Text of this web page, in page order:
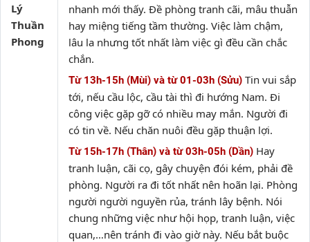
Lý
Thuần
Phong
nhanh mới thấy. Đề phòng tranh cãi, mâu thuẫn
hay miệng tiếng tầm thường. Việc làm chậm,
lâu la nhưng tốt nhất làm việc gì đều cần chắc
chắn.
Từ 13h-15h (Mùi) và từ 01-03h (Sửu) Tin vui sắp
tới, nếu cầu lộc, cầu tài thì đi hướng Nam. Đi
công việc gặp gỡ có nhiều may mắn. Người đi
có tin về. Nếu chăn nuôi đều gặp thuận lợi.
Từ 15h-17h (Thân) và từ 03h-05h (Dần) Hay
tranh luận, cãi cọ, gây chuyện đói kém, phải đề
phòng. Người ra đi tốt nhất nên hoãn lại. Phòng
người người nguyền rủa, tránh lây bệnh. Nói
chung những việc như hội họp, tranh luận, việc
quan,…nên tránh đi vào giờ này. Nếu bắt buộc